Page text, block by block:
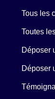
Tous les
Toutes
Déposer
Déposer